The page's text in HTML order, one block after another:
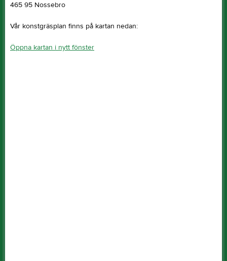
465 95 Nossebro
Vår konstgräsplan finns på kartan nedan:
Öppna kartan i nytt fönster